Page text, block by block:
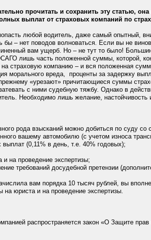
прочитать и сохранить эту статью,
выплат от страховых компаний по
любой водитель, даже самый опытный,
– нет поводов волноваться. Если вы не
вам ущерб. Но – не тут то было!
лишь часть положенной суммы, которой,
на страховую компанию – и вся положенная
морального вреда, проценты за задержку
«урезают» причитающиеся суммы
с ними судебную тяжбу. Однако в
Необходимо лишь желание,
рода взысканий можно добиться по суду со
вашему автомобилю (с учетом износа
(0,11% в день, т.е. 40% годовых);
на проведение экспертизы;
требований досудебной претензии
вам порядка 10 тысяч рублей, вы
юриста и на проведение экспертизы.
распространяется закон «О Защите